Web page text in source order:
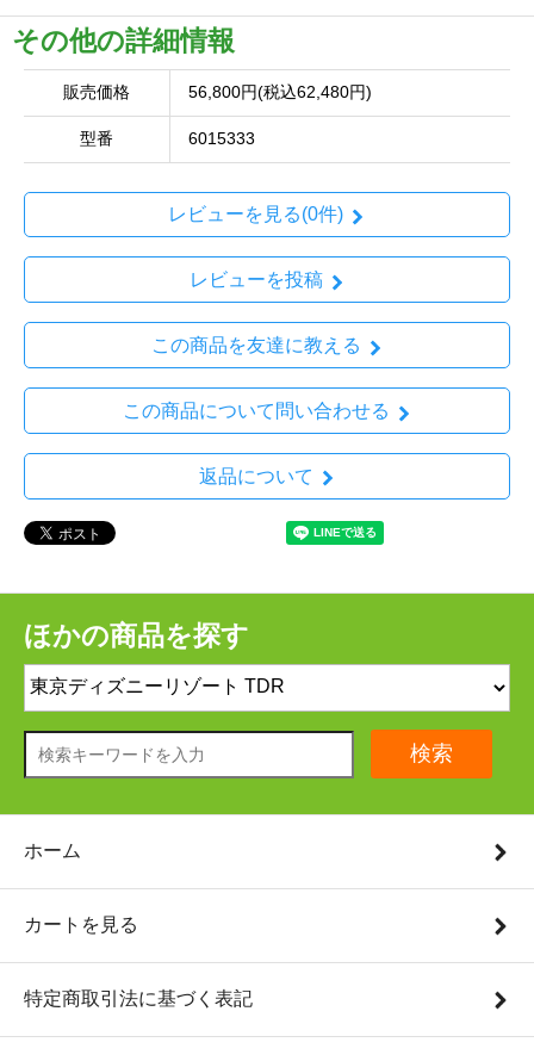
その他の詳細情報
販売価格 56,800円(税込62,480円)
型番 6015333
レビューを見る(0件)
レビューを投稿
この商品を友達に教える
この商品について問い合わせる
返品について
ほかの商品を探す
検索
ホーム
カートを見る
特定商取引法に基づく表記